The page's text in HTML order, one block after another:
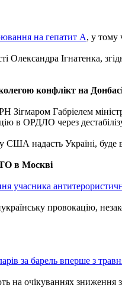
на гепатит А, у тому
Олександра Ігнатенка,
конфлікт на
Зігмаром Габріелем
в ОРДЛО через
надасть Україні, буде
в Москві
учасника
провокацію,
за барель вперше з
на очікуваннях зниження